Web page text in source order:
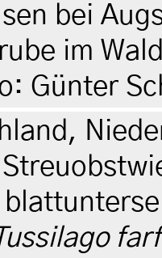
bei
im
Günter